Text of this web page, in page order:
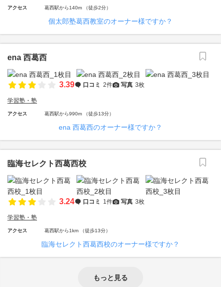
アクセス 葛西駅から140m （徒歩2分）
個太郎塾葛西教室のオーナー様ですか？
ena 西葛西
3.39 口コミ 2件 写真 3枚
学習塾・塾
アクセス 葛西駅から990m （徒歩13分）
ena 西葛西のオーナー様ですか？
臨海セレクト西葛西校
3.24 口コミ 1件 写真 3枚
学習塾・塾
アクセス 葛西駅から1km （徒歩13分）
臨海セレクト西葛西校のオーナー様ですか？
もっと見る